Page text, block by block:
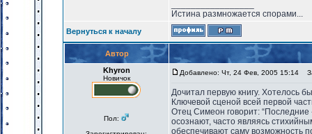
Истина размножается спорами...
Вернуться к началу
Автор
Khyron
Новичок
Пол:
Добавлено: Чт, 24 Фев, 2005 15:14
Дочитал первую книгу. Хотелось
Ключевой сценой всей первой
Отец Симеон говорит:
осознают, часто являясь
обеспечивают саму возможность